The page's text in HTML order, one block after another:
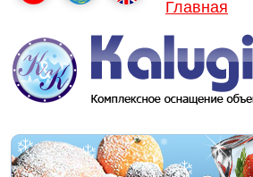
Главная